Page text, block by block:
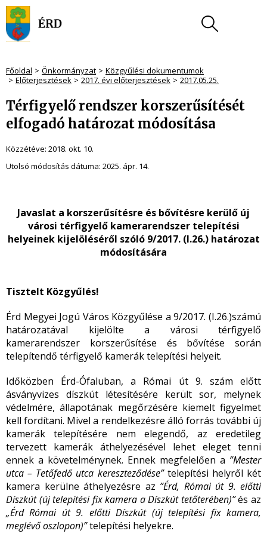
Főoldal Önkormányzat
Közgyűlési dokumentumok
Előterjesztések
2017. évi előterjesztések 2017.05.25.
Térfigyelő rendszer korszerűsítését
elfogadó határozat módosítása
Közzétéve: 2018. okt. 10.
Utolsó módosítás dátuma: 2025. ápr. 14.
Javaslat a korszerűsítésre és bővítésre kerülő új
városi térfigyelő kamerarendszer telepítési
helyeinek kijelöléséről szóló 9/2017. (I.26.) határozat
módosítására
Tisztelt Közgyűlés!
Érd Megyei Jogú Város Közgyűlése a 9/2017. (I.26.)számú
határozatával kijelölte a városi térfigyelő
kamerarendszer korszerűsítése és bővítése során
telepítendő térfigyelő kamerák telepítési helyeit.
Időközben Érd-Ófaluban, a Római út 9. szám előtt
ásványvizes díszkút létesítésére került sor, melynek
védelmére, állapotának megőrzésére kiemelt figyelmet
kell fordítani. Mivel a rendelkezésre álló forrás további új
kamerák telepítésére nem elegendő, az eredetileg
tervezett kamerák áthelyezésével lehet eleget tenni
ennek a követelménynek. Ennek megfelelően a ”Mester
utca – Tetőfedő utca kereszteződése”telepítési helyről két
kamera kerülne áthelyezésre az ”Érd, Római út 9. előtti
Díszkút (új telepítési fix kamera a Díszkút tetőterében)”és az
„Érd Római út 9. előtti Díszkút (új telepítési fix kamera,
meglévő oszlopon)”telepítési helyekre.